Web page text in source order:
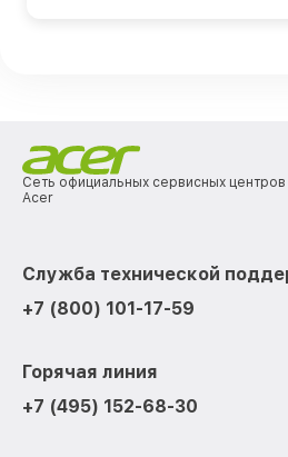
Сеть официальных сервисных центров
Acer
Служба технической
+7 (800) 101-17-59
Горячая линия
+7 (495) 152-68-30